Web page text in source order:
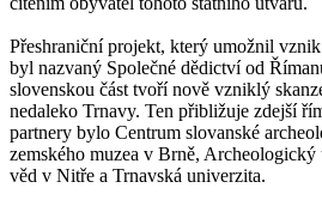
Přeshraniční projekt, který umožnil
byl nazvaný Společné dědictví od
slovenskou část tvoří nově vzniklý
nedaleko Trnavy. Ten přibližuje zdejší
partnery bylo Centrum slovanské
zemského muzea v Brně, Archeologický
věd v Nitře a Trnavská univerzita.